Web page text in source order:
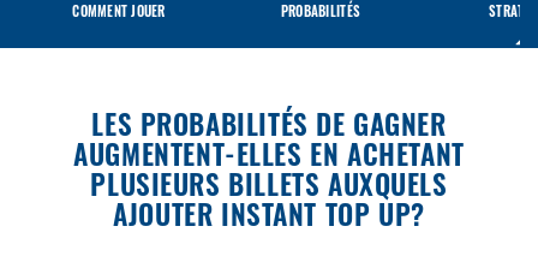
COMMENT JOUER PROBABILITÉS
LES PROBABILITÉS DE GAGNER
AUGMENTENT-ELLES EN ACHETANT
PLUSIEURS BILLETS AUXQUELS
AJOUTER INSTANT TOP UP?